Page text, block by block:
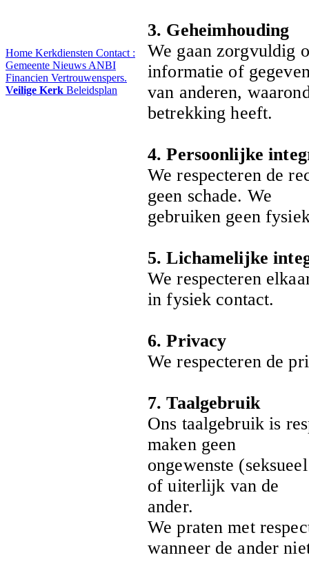
Home Kerkdiensten Contact :
Gemeente Nieuws ANBI
Financien Vertrouwenspers.
Veilige Kerk Beleidsplan
3. Geheimhouding
We gaan zorgvuldig
informatie of
van anderen,
betrekking heeft.
4. Persoonlijke
We respecteren de
geen schade. We
gebruiken geen
5. Lichamelijke
We respecteren
in fysiek contact.
6. Privacy
We respecteren de
7. Taalgebruik
Ons taalgebruik is
maken geen
ongewenste
of uiterlijk van de
ander.
We praten met
wanneer de ander